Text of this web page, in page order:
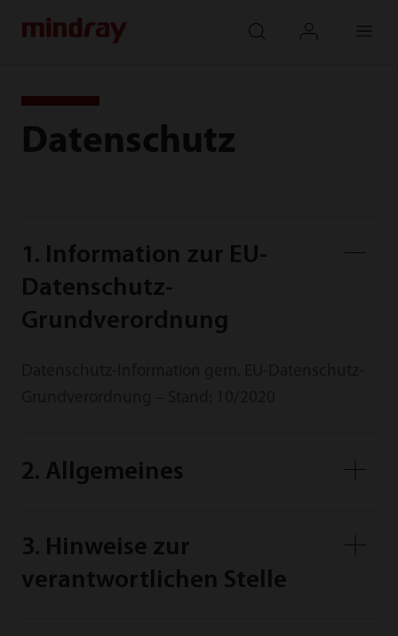
Datenschutz
1. Information zur EU-
Datenschutz-
Grundverordnung
2. Allgemeines
3. Hinweise zur
verantwortlichen Stelle